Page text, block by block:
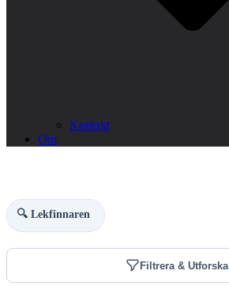
Kontakt
Om
🔍 Lekfinnaren
Filtrera & Utforska